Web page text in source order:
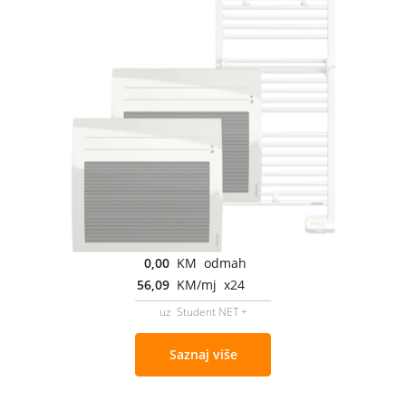
0,00 KM odmah
56,09 KM/mj x24
uz Student NET +
Saznaj više